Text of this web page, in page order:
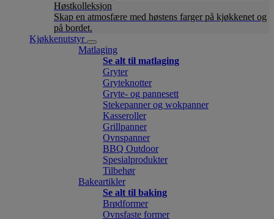
Høstkolleksjon
Skap en atmosfære med høstens farger på kjøkkenet og
på bordet.
Kjøkkenutstyr
Matlaging
Se alt til matlaging
Gryter
Gryteknotter
Gryte- og pannesett
Stekepanner og wokpanner
Kasseroller
Grillpanner
Ovnspanner
BBQ Outdoor
Spesialprodukter
Tilbehør
Bakeartikler
Se alt til baking
Brødformer
Ovnsfaste former